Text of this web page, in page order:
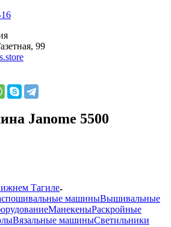
99
Janome 5500
Тагиле
машиныВышивальные
МанекеныРаскройные
Вязальные машиныСветильники